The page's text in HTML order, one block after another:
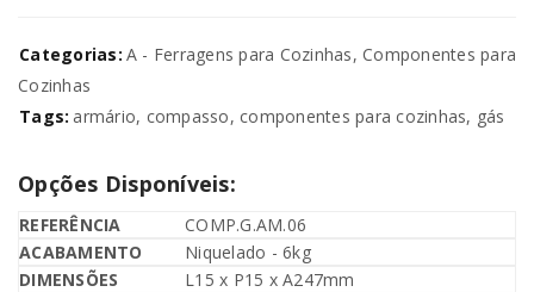
Categorias: A - Ferragens para Cozinhas, Componentes para
Cozinhas
Tags: armário, compasso, componentes para cozinhas, gás
Opções Disponíveis:
COMP.G.AM.06
Niquelado - 6kg
L15 x P15 x A247mm